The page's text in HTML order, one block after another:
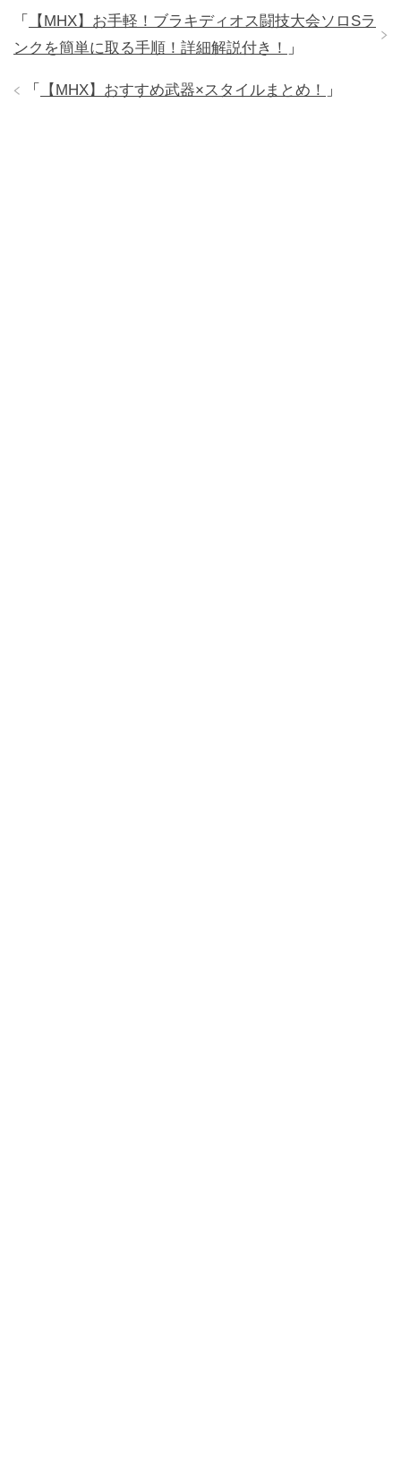
「
【MHX】お手軽！ブラキディオス闘技大会ソロSラ
ンクを簡単に取る手順！詳細解説付き！
」
「 【MHX】おすすめ武器×スタイルまとめ！ 」